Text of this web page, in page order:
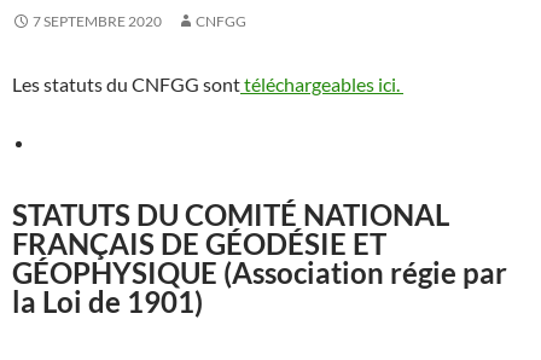
7 SEPTEMBRE 2020 CNFGG
Les statuts du CNFGG sonttéléchargeables ici.
STATUTS DU COMITÉ NATIONAL
FRANÇAIS DE GÉODÉSIE ET
GÉOPHYSIQUE (Association régie par
la Loi de 1901)